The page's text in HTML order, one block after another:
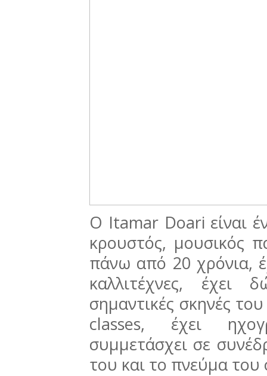
Ο Itamar Doari είναι
κρουστός, μουσικός
πάνω από 20 χρόνια,
καλλιτέχνες, έχει
σημαντικές σκηνές
classes, έχει
συμμετάσχει σε
του και το πνεύμα